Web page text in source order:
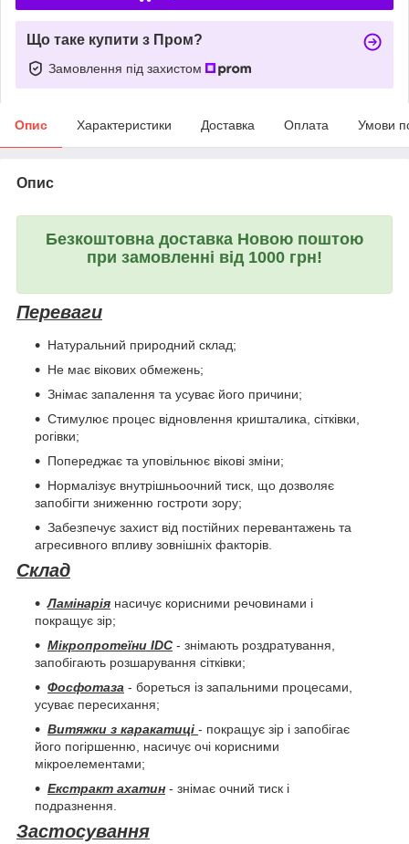
Що таке купити з Пром?
Замовлення під захистом
Опис Характеристики Доставка Оплата Умови
Опис
Безкоштовна доставка Новою поштою
при замовленні від 1000 грн!
Переваги
Натуральний природний склад;
Не має вікових обмежень;
Знімає запалення та усуває його причини;
Стимулює процес відновлення кришталика, сітківки,
рогівки;
Попереджає та уповільнює вікові зміни;
Нормалізує внутрішньоочний тиск, що дозволяє
запобігти зниженню гостроти зору;
Забезпечує захист від постійних перевантажень та
агресивного впливу зовнішніх факторів.
Склад
Ламінарія насичує корисними речовинами і
покращує зір;
Мікропротеїни IDC - знімають роздратування,
запобігають розшарування сітківки;
Фосфотаза - бореться із запальними процесами,
усуває пересихання;
Витяжки з каракатиці - покращує зір і запобігає
його погіршенню, насичує очі корисними
мікроелементами;
Екстракт ахатин - знімає очний тиск і
подразнення.
Застосування